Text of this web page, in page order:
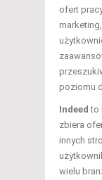
ofert
poziomu
Indeed to
zbiera
innych
wielu